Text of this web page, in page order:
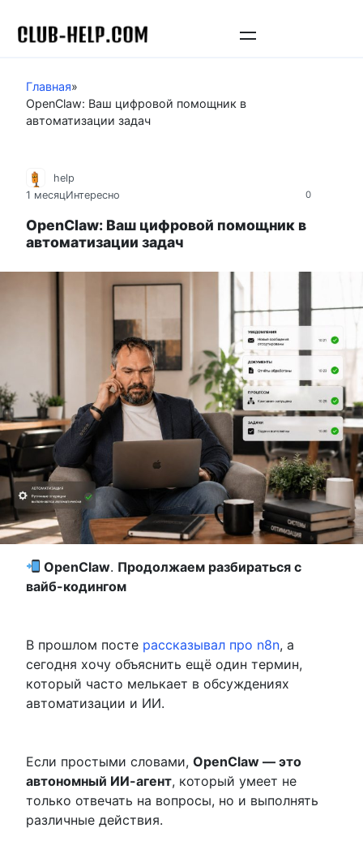
контенту
Главная»
OpenClaw: Ваш цифровой помощник в
автоматизации задач
0
help
1 месяцИнтересно
OpenClaw: Ваш цифровой помощник в
автоматизации задач
OpenClaw. Продолжаем разбираться с
вайб-кодингом
В прошлом посте рассказывал про n8n, а
сегодня хочу объяснить ещё один термин,
который часто мелькает в обсуждениях
автоматизации и ИИ.
Если простыми словами, OpenClaw — это
автономный ИИ-агент, который умеет не
только отвечать на вопросы, но и выполнять
различные действия.